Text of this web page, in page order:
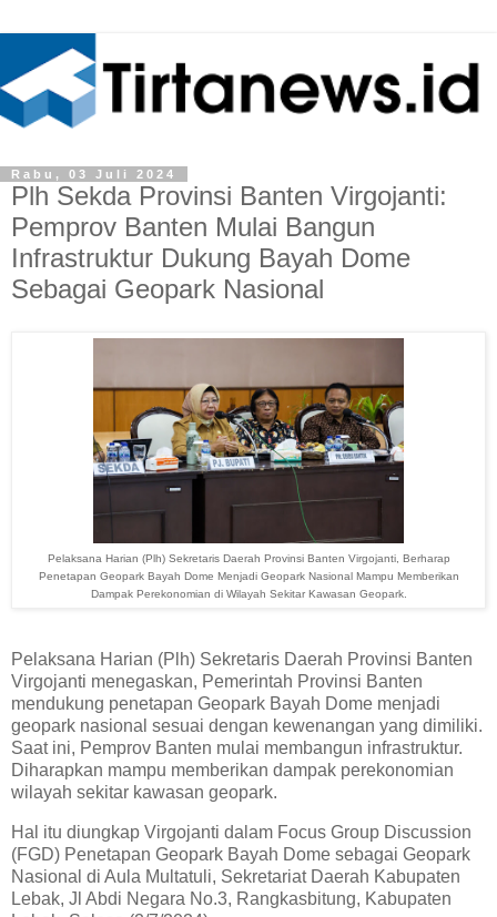
Rabu, 03 Juli 2024
Plh Sekda Provinsi Banten Virgojanti:
Pemprov Banten Mulai Bangun
Infrastruktur Dukung Bayah Dome
Sebagai Geopark Nasional
Pelaksana Harian (Plh) Sekretaris Daerah Provinsi Banten Virgojanti, Berharap
Penetapan Geopark Bayah Dome Menjadi Geopark Nasional Mampu Memberikan
Dampak Perekonomian di Wilayah Sekitar Kawasan Geopark.
Pelaksana Harian (Plh) Sekretaris Daerah Provinsi Banten
Virgojanti menegaskan, Pemerintah Provinsi Banten
mendukung penetapan Geopark Bayah Dome menjadi
geopark nasional sesuai dengan kewenangan yang dimiliki.
Saat ini, Pemprov Banten mulai membangun infrastruktur.
Diharapkan mampu memberikan dampak perekonomian
wilayah sekitar kawasan geopark.
Hal itu diungkap Virgojanti dalam Focus Group Discussion
(FGD) Penetapan Geopark Bayah Dome sebagai Geopark
Nasional di Aula Multatuli, Sekretariat Daerah Kabupaten
Lebak, Jl Abdi Negara No.3, Rangkasbitung, Kabupaten